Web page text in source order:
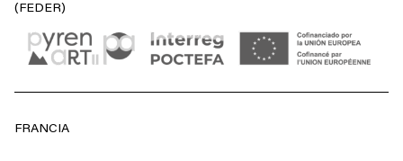
(FEDER)
FRANCIA